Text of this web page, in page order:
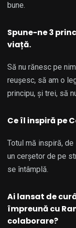
bune.
Spune-ne 3
viață.
Să nu rănesc pe
reușesc, să am o
principu, și trei, să
Ce îl inspiră pe
Totul mă inspiră,
un cerșetor de pe
se întâmplă.
Ai lansat de
împreună cu
colaborare?